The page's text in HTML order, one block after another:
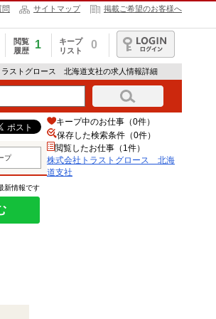
問 サイトマップ 掲載ご希望のお客様へ
閲覧
履歴
1
キープ
リスト
0
ログイン
ラストグロース 北海道支社の求人情報詳細
プ
新情報です
キープ中のお仕事（0件）
保存した検索条件（0件）
閲覧したお仕事（1件）
株式会社トラストグロース 北海
道支社